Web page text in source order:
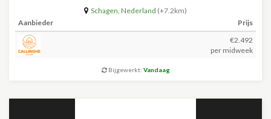
Schagen, Nederland (+7.2km)
Aanbieder
Prijs
€2.492
per midweek
Bijgewerkt: Vandaag